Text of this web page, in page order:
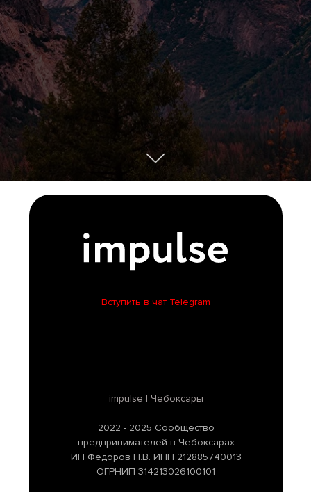
impulse | Чебоксары
2022 - 2025 Сообщество
предпринимателей в Чебоксарах
ИП Федоров П.В. ИНН 212885740013
ОГРНИП 314213026100101
Вступить в чат Telegram